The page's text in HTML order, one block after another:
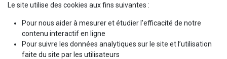
Le site utilise des cookies aux fins suivantes :
Pour nous aider à mesurer et étudier l’efficacité de notre
contenu interactif en ligne
Pour suivre les données analytiques sur le site et l’utilisation
faite du site par les utilisateurs